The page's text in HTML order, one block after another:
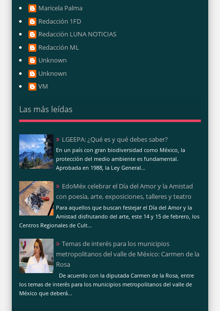
Maricela Palma
Redacción 1FD
Redacción LUNA NOTICIAS
Redacción ML
Unknown
Unknown
VM
Las más leídas
LGEEPA: ¿Qué es y qué debes saber?
En un país con gran biodiversidad como México, la
protección del medio ambiente es fundamental.
Aprobada en 1988, la Ley General...
EdoMéx celebrar el Día del Amor y la Amistad
con poesía, arte, exposiciones, talleres y teatro
Para aquellos que buscan festejar el Día del Amor y la
Amistad disfrutando del arte, este 14 y 15 de febrero, los
Centros Regionales de Cult...
Temas de interés para los municipios
metropolitanos del valle de México: Carmen de la
Rosa
De acuerdo con la diputada Carmen de la Rosa, entre
los temas de interés para los municipios metropolitanos del valle de
México que deberá...